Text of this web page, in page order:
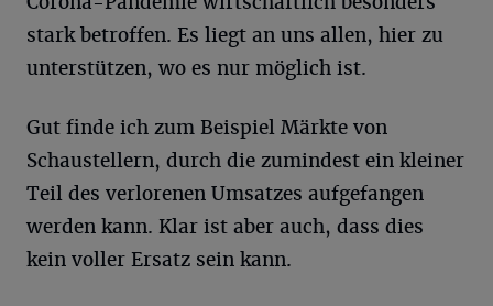
stark betroffen. Es liegt an uns allen, hier zu
unterstützen, wo es nur möglich ist.
Gut finde ich zum Beispiel Märkte von
Schaustellern, durch die zumindest ein kleiner
Teil des verlorenen Umsatzes aufgefangen
werden kann. Klar ist aber auch, dass dies
kein voller Ersatz sein kann.